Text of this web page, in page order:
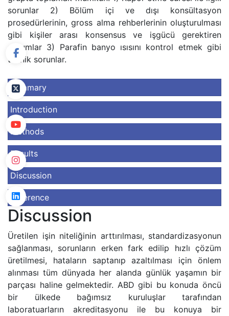
sorunlar 2) Bölüm içi ve dışı konsültasyon
prosedürlerinin, gross alma rehberlerinin oluşturulması
gibi kişiler arası konsensus ve işgücü gerektiren
durumlar 3) Parafin banyo ısısını kontrol etmek gibi
teknik sorunlar.
Summary
Introduction
Methods
Results
Discussion
Reference
Discussion
Üretilen işin niteliğinin arttırılması, standardizasyonun
sağlanması, sorunların erken fark edilip hızlı çözüm
üretilmesi, hataların saptanıp azaltılması için önlem
alınması tüm dünyada her alanda günlük yaşamın bir
parçası haline gelmektedir. ABD gibi bu konuda öncü
bir ülkede bağımsız kuruluşlar tarafından
laboratuarların akreditasyonu ile bu konuya bir